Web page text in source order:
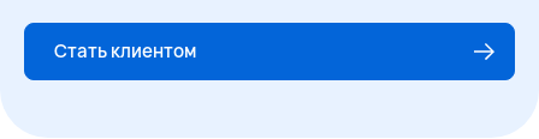
Стать клиентом